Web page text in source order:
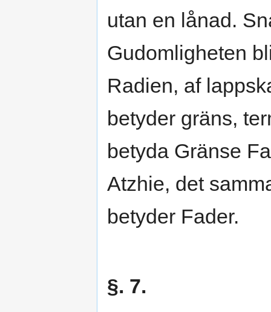
utan en lånad.
Gudomligheten
Radien, af
betyder gräns,
betyda Gränse
Atzhie, det
betyder Fader.
§. 7.